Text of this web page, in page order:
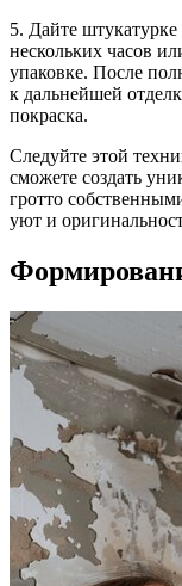
5. Дайте
нескольких часов
упаковке. После
к дальнейшей
покраска.
Следуйте этой
сможете создать
гротто
уют и